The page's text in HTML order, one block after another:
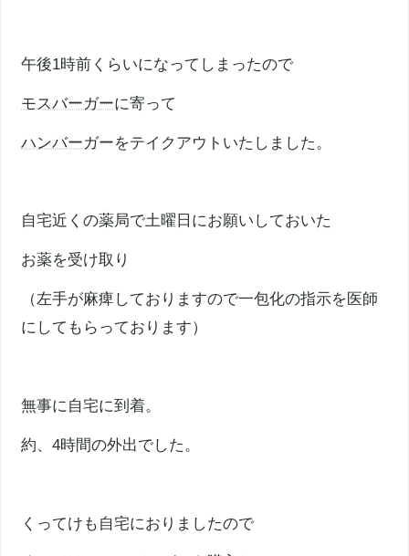
午後1時前くらいになってしまったので
モスバーガーに寄って
ハンバーガーをテイクアウトいたしました。
自宅近くの薬局で土曜日にお願いしておいた
お薬を受け取り
（左手が麻痺しておりますので一包化の指示を医師
にしてもらっております）
無事に自宅に到着。
約、4時間の外出でした。
くってけも自宅におりましたので